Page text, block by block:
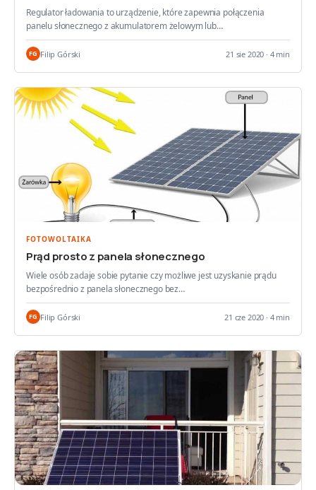
Regulator ładowania to urządzenie, które zapewnia połączenia
panelu słonecznego z akumulatorem żelowym lub…
FG Filip Górski 21 sie 2020 · 4 min
FOTOWOLTAIKA
Prąd prosto z panela słonecznego
Wiele osób zadaje sobie pytanie czy możliwe jest uzyskanie prądu
bezpośrednio z panela słonecznego bez…
FG Filip Górski 21 cze 2020 · 4 min